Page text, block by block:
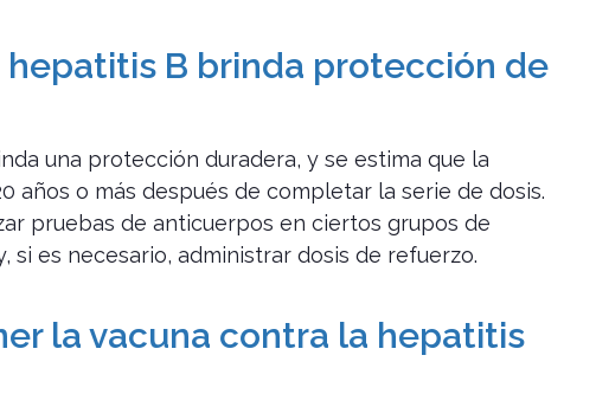
hepatitis B brinda protección de
una protección duradera, y se estima que la
años o más después de completar la serie de dosis.
pruebas de anticuerpos en ciertos grupos de
si es necesario, administrar dosis de refuerzo.
la vacuna contra la hepatitis